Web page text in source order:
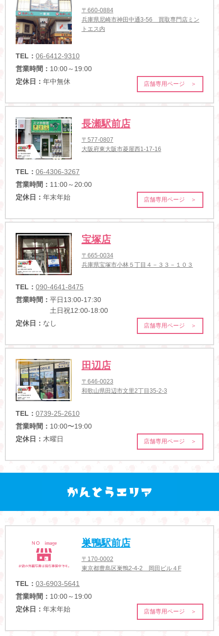
〒660-0884
兵庫県尼崎市神田中通3-56 買取専門店ミン
トエス内
TEL： 06-6412-9310
営業時間： 10:00～19:00
定休日： 年中無休 店舗専用ページ ＞
長瀬駅前店
〒577-0807
大阪府東大阪市菱屋西1-17-16
TEL： 06-4306-3267
営業時間： 11:00～20:00
定休日： 年末年始 店舗専用ページ ＞
宝塚店
〒665-0034
兵庫県宝塚市小林５丁目４－３３－１０３
TEL： 090-4641-8475
営業時間： 平日13:00-17:30
土日祝12:00-18:00
定休日： なし 店舗専用ページ ＞
田辺店
〒646-0023
和歌山県田辺市文里2丁目35-2-3
TEL： 0739-25-2610
営業時間： 10:00〜19:00
定休日： 木曜日 店舗専用ページ ＞
巣鴨駅前店
〒170-0002
東京都豊島区巣鴨2-4-2 岡田ビル４F
TEL： 03-6903-5641
営業時間： 10:00～19:00
定休日： 年末年始 店舗専用ページ ＞